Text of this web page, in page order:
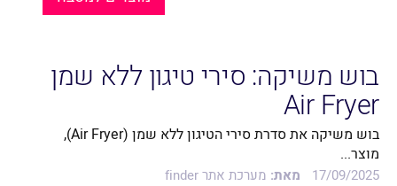
בוש משיקה: סירי טיגון ללא שמן
Air Fryer
בוש משיקה את סדרת סירי הטיגון ללא שמן (Air Fryer),
מוצר...
17/09/2025 מאת: מערכת אתר finder